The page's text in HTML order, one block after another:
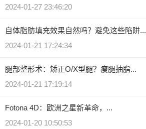
2024-01-27 23:46:20
自体脂肪填充效果自然吗？避免这些陷阱...
2024-01-21 17:24:34
腿部整形术：矫正O/X型腿？瘦腿抽脂...
2024-01-21 17:19:14
Fotona 4D：欧洲之星新革命，...
2024-01-20 10:50:53